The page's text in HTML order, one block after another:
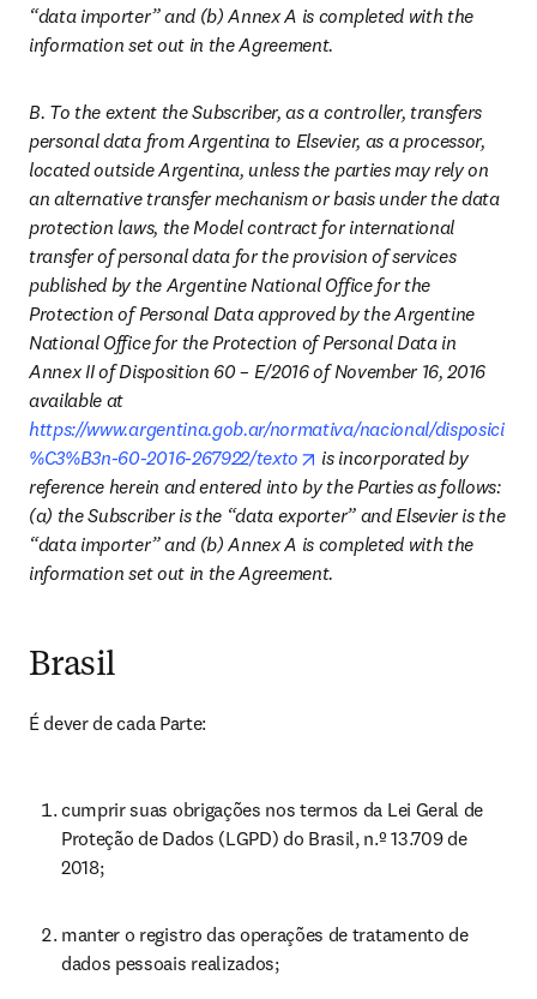
“data importer” and (b) Annex A is completed with the
information set out in the Agreement.
B. To the extent the Subscriber, as a controller, transfers
personal data from Argentina to Elsevier, as a processor,
located outside Argentina, unless the parties may rely on
an alternative transfer mechanism or basis under the data
protection laws, the Model contract for international
transfer of personal data for the provision of services
published by the Argentine National Office for the
Protection of Personal Data approved by the Argentine
National Office for the Protection of Personal Data in
Annex II of Disposition 60 – E/2016 of November 16, 2016
https://www.argentina.gob.ar/normativa/nacional/disposici
%C3%B3n-60-2016-267922/texto
opens in new tab/window
is incorporated by
reference herein and entered into by the Parties as follows:
(a) the Subscriber is the “data exporter” and Elsevier is the
“data importer” and (b) Annex A is completed with the
information set out in the Agreement.
Brasil
É dever de cada Parte:
cumprir suas obrigações nos termos da Lei Geral de
Proteção de Dados (LGPD) do Brasil, n.º 13.709 de
2018;
manter o registro das operações de tratamento de
dados pessoais realizados;